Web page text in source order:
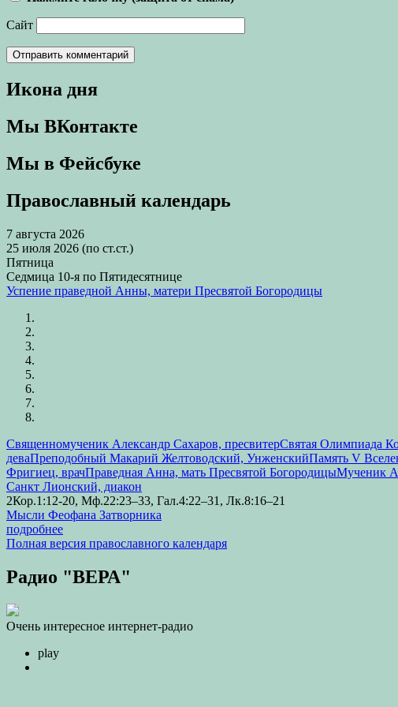
Сайт
Икона дня
Мы ВКонтакте
Мы в Фейсбуке
Православный календарь
7 августа 2026
25 июля 2026 (по ст.ст.)
Пятница
Седмица 10-я по Пятидесятнице
Успение праведной Анны, матери Пресвятой Богородицы
Священномученик Александр Сахаров, пресвитерСвятая Олимпиада
деваПреподобный Макарий Желтоводский, УнженскийПамять V
Фригиец, врачПраведная Анна, мать Пресвятой БогородицыМученик
Санкт Лионский, диакон
2Кор.1:12-20, Мф.22:23–33, Гал.4:22–31, Лк.8:16–21
Мысли Феофана Затворника
подробнее
Полная версия православного календаря
Радио "ВЕРА"
Очень интересное интернет-радио
play